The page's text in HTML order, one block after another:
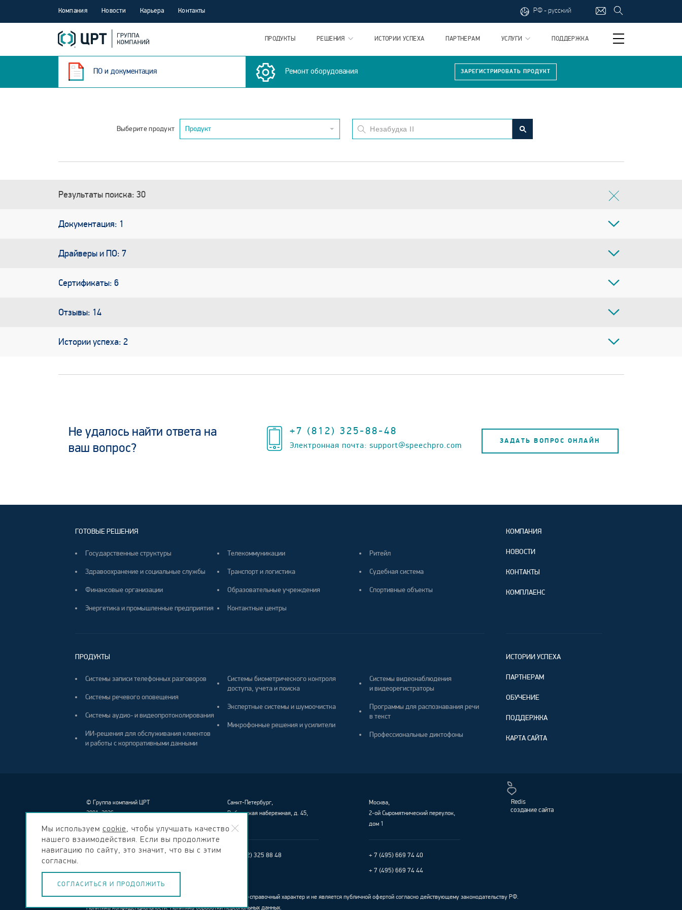
Компания Новости Карьера Контакты РФ - русский
ПРОДУКТЫ РЕШЕНИЯ ИСТОРИИ УСПЕХА ПАРТНЕРАМ УСЛУГИ ПОДДЕРЖКА
ПО и документация Ремонт оборудования ЗАРЕГИСТРИРОВАТЬ ПРОДУКТ
Выберите продукт Продукт
Результаты поиска: 30
Документация: 1
Драйверы и ПО: 7
Сертификаты: 6
Отзывы: 14
Истории успеха: 2
Не удалось найти ответа на
ваш вопрос?
+7 (812) 325-88-48
Электронная почта: support@speechpro.com ЗАДАТЬ ВОПРОС ОНЛАЙН
ГОТОВЫЕ РЕШЕНИЯ
Государственные структуры
Здравоохранение и социальные службы
Финансовые организации
Энергетика и промышленные предприятия
Телекоммуникации
Транспорт и логистика
Образовательные учреждения
Контактные центры
Ритейл
Судебная система
Спортивные объекты
КОМПАНИЯ
НОВОСТИ
КОНТАКТЫ
КОМПЛАЕНС
ПРОДУКТЫ
Системы записи телефонных разговоров
Системы речевого оповещения
Системы аудио- и видеопротоколирования
ИИ-решения для обслуживания клиентов
и работы с корпоративными данными
Системы биометрического контроля
доступа, учета и поиска
Экспертные системы и шумоочистка
Микрофонные решения и усилители
Системы видеонаблюдения
и видеорегистраторы
Программы для распознавания речи
в текст
Профессиональные диктофоны
ИСТОРИИ УСПЕХА
ПАРТНЕРАМ
ОБУЧЕНИЕ
ПОДДЕРЖКА
КАРТА САЙТА
© Группа компаний ЦРТ
2001–2026
Санкт-Петербург,
Выборгская набережная, д. 45,
лит. Е
+ 7 (812) 325 88 48
Москва,
2-ой Сыромятнический переулок,
дом 1
+ 7 (495) 669 74 40
+ 7 (495) 669 74 44
Redis
создание сайта
Вся размещенная на сайте информация носит информационно-справочный характер и не является публичной офертой согласно действующему законодательству РФ.
Политика конфиденциальности.Политика обработки персональных данных.
Мы используем cookie, чтобы улучшать качество
нашего взаимодействия. Если вы продолжите
навигацию по сайту, это значит, что вы с этим
согласны.
СОГЛАСИТЬСЯ И ПРОДОЛЖИТЬ